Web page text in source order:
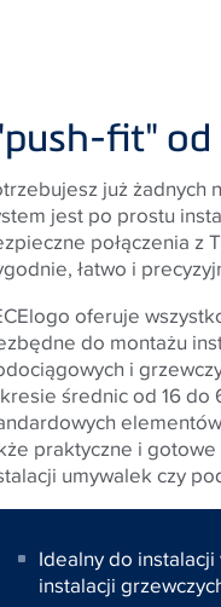
fit" od
już żadnych
jest po prostu
połączenia z
łatwo i
oferuje
do montażu
i
średnic od 16 do
praktyczne i
umywalek czy
Idealny do
instalacji